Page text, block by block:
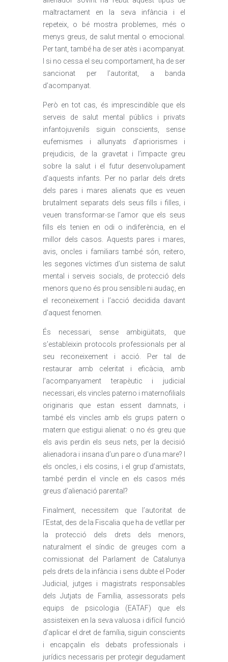
maltractament en la seva infància i el
repeteix, o bé mostra problemes, més o
menys greus, de salut mental o emocional.
Per tant, també ha de ser atès i acompanyat.
I si no cessa el seu comportament, ha de ser
sancionat per l’autoritat, a banda
d’acompanyat.
Però en tot cas, és imprescindible que els
serveis de salut mental públics i privats
infantojuvenils siguin conscients, sense
eufemismes i allunyats d’apriorismes i
prejudicis, de la gravetat i l’impacte greu
sobre la salut i el futur desenvolupament
d’aquests infants. Per no parlar dels drets
dels pares i mares alienats que es veuen
brutalment separats dels seus fills i filles, i
veuen transformar-se l’amor que els seus
fills els tenien en odi o indiferència, en el
millor dels casos. Aquests pares i mares,
avis, oncles i familiars també són, reitero,
les segones víctimes d’un sistema de salut
mental i serveis socials, de protecció dels
menors que no és prou sensible ni audaç, en
el reconeixement i l’acció decidida davant
d’aquest fenomen.
És necessari, sense ambigüitats, que
s’estableixin protocols professionals per al
seu reconeixement i acció. Per tal de
restaurar amb celeritat i eficàcia, amb
l’acompanyament terapèutic i judicial
necessari, els vincles paterno i maternofilials
originaris que estan essent damnats, i
també els vincles amb els grups patern o
matern que estigui alienat: o no és greu que
els avis perdin els seus nets, per la decisió
alienadora i insana d’un pare o d’una mare? I
els oncles, i els cosins, i el grup d’amistats,
també perdin el vincle en els casos més
greus d’alienació parental?
Finalment, necessitem que l’autoritat de
l’Estat, des de la Fiscalia que ha de vetllar per
la protecció dels drets dels menors,
naturalment el síndic de greuges com a
comissionat del Parlament de Catalunya
pels drets de la infància i sens dubte el Poder
Judicial, jutges i magistrats responsables
dels Jutjats de Família, assessorats pels
equips de psicologia (EATAF) que els
assisteixen en la seva valuosa i difícil funció
d’aplicar el dret de família, siguin conscients
i encapçalin els debats professionals i
jurídics necessaris per protegir degudament